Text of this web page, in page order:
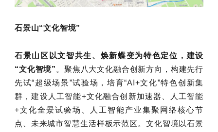
石景山“文化智境”
石景山区以文智共生、焕新蝶变为特色定位，建设
“文化智境” 。聚焦八大文化融合创新方向，构建先行
先试“超级场景”试验场，培育“AI+文化”特色创新集
群，建设人工智能+文化融合创新加速器、人工智能
+文化全景试验场、人工智能产业集聚网络核心节
点、未来城市智慧生活样板示范区。文化智境以石景